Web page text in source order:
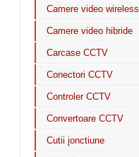
Camere video wireless
Camere video hibride
Carcase CCTV
Conectori CCTV
Controler CCTV
Convertoare CCTV
Cutii jonctiune